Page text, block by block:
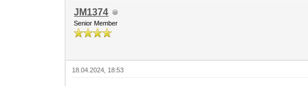
JM1374
Senior Member
18.04.2024, 18:53